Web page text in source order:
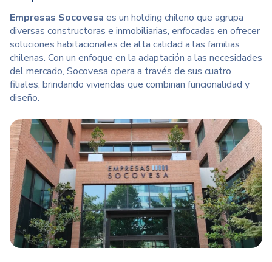
Empresas Socovesa es un holding chileno que agrupa
diversas constructoras e inmobiliarias, enfocadas en ofrecer
soluciones habitacionales de alta calidad a las familias
chilenas. Con un enfoque en la adaptación a las necesidades
del mercado, Socovesa opera a través de sus cuatro
filiales, brindando viviendas que combinan funcionalidad y
diseño.